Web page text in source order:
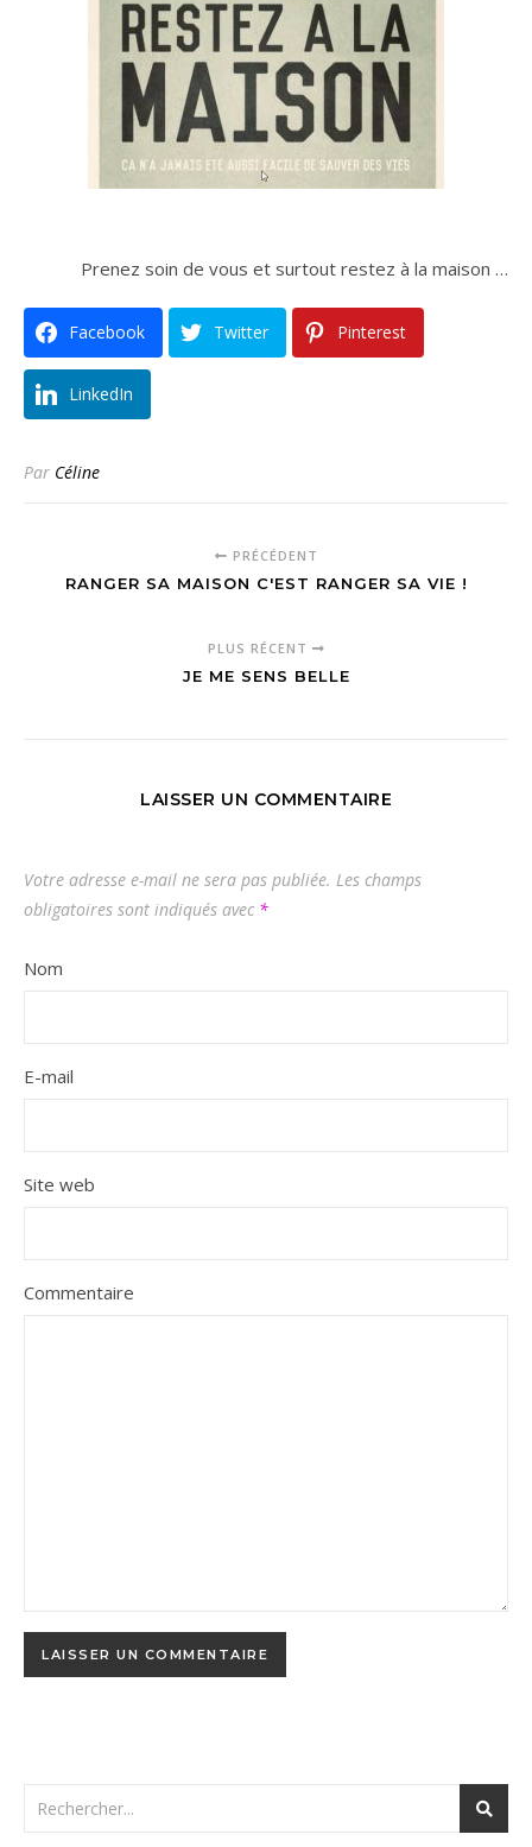
Prenez soin de vous et surtout restez à la maison …
Facebook Twitter Pinterest
LinkedIn
Par Céline
PRÉCÉDENT
RANGER SA MAISON C'EST RANGER SA VIE !
PLUS RÉCENT
JE ME SENS BELLE
LAISSER UN COMMENTAIRE
Votre adresse e-mail ne sera pas publiée. Les champs
obligatoires sont indiqués avec *
Nom
E-mail
Site web
Commentaire